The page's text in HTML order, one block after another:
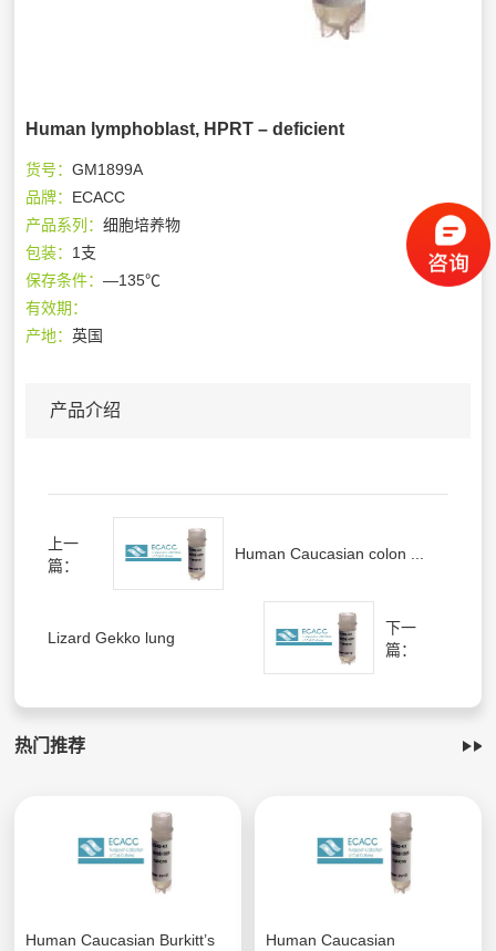
Human lymphoblast, HPRT – deficient
货号：GM1899A
品牌： ECACC
产品系列：细胞培养物
包装： 1支
保存条件：—135℃
有效期：
产地：英国
产品介绍
上一
篇：
Human Caucasian colon ...
Lizard Gekko lung
下一
篇：
热门推荐
Human Caucasian Burkitt’s
Human Caucasian